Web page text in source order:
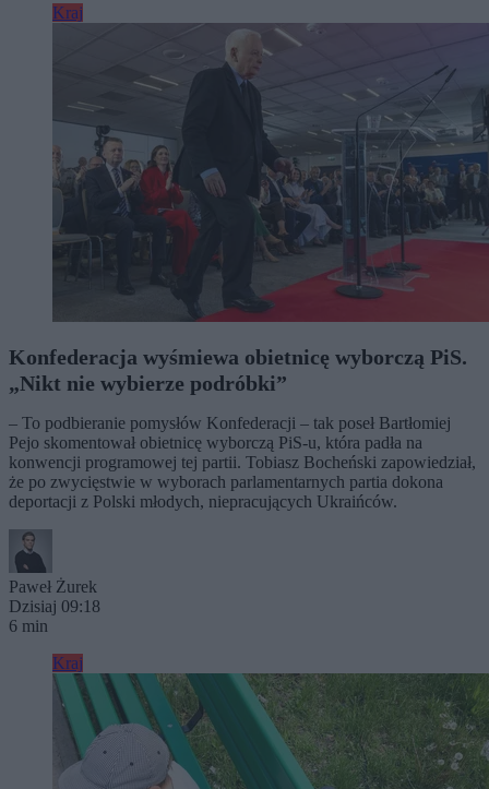
Kraj
Konfederacja wyśmiewa obietnicę wyborczą PiS.
„Nikt nie wybierze podróbki”
– To podbieranie pomysłów Konfederacji – tak poseł Bartłomiej
Pejo skomentował obietnicę wyborczą PiS-u, która padła na
konwencji programowej tej partii. Tobiasz Bocheński zapowiedział,
że po zwycięstwie w wyborach parlamentarnych partia dokona
deportacji z Polski młodych, niepracujących Ukraińców.
Paweł Żurek
Dzisiaj 09:18
6 min
Kraj